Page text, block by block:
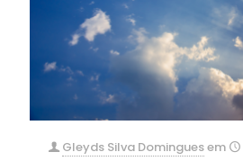
Gleyds Silva Dominguesem